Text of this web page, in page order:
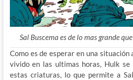
Sal Buscema es de lo mas grande
Como es de esperar en una
vivido en las ultimas horas, Hulk se
estas criaturas, lo que permite a